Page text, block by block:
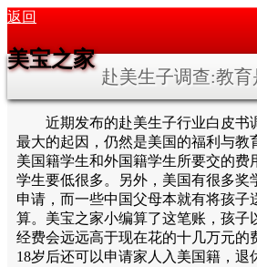
返回
美宝之家
赴美生子调查:教育
近期发布的赴美生子行业白皮书
最大的起因，仍然是美国的福利与教
美国籍学生和外国籍学生所要交的费
学生要低很多。另外，美国有很多奖
申请，而一些中国父母本就有将孩子
算。美宝之家小编算了这笔账，孩子
经费会远远高于现在花的十几万元的
18岁后还可以申请家人入美国籍，退